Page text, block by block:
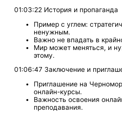
01:03:22 История и пропаганда
Пример с углем:
ненужным.
Важно не впадать в
Мир может меняться, и
этому.
01:06:47 Заключение и
Приглашение на
онлайн-курсы.
Важность освоения
преподавания.